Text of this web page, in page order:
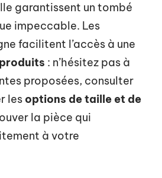
garantissent un tombé
impeccable. Les
facilitent l’accès à une
produits : n’hésitez pas à
proposées, consulter
les options de taille et de
la pièce qui
à votre